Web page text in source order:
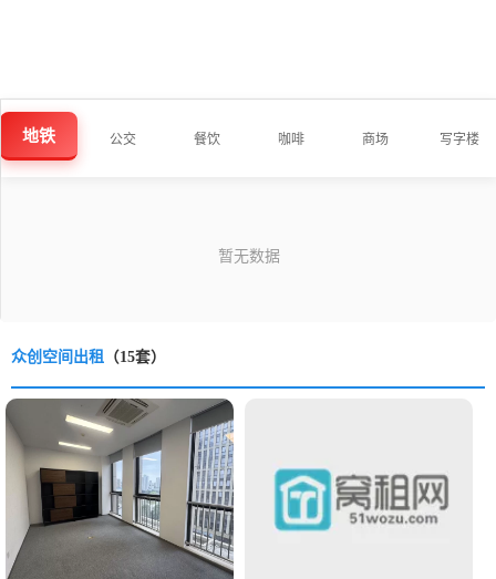
地铁 公交 餐饮 咖啡 商场 写字楼
众创空间出租 （15套）